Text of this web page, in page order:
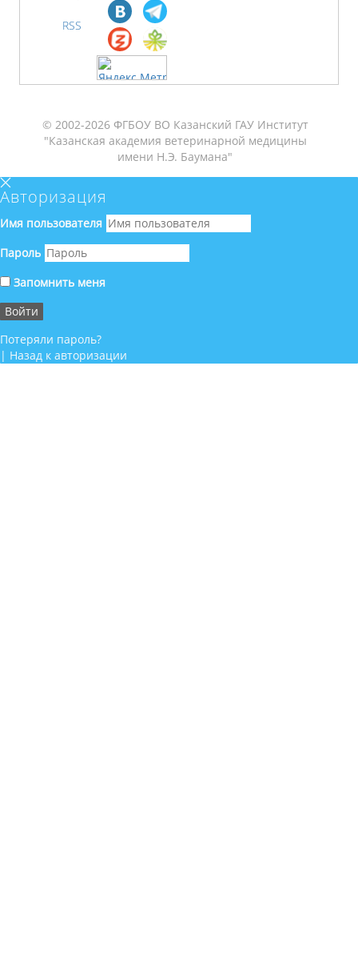
RSS
© 2002-2026 ФГБОУ ВО Казанский ГАУ Институт
"Казанская академия ветеринарной медицины
имени Н.Э. Баумана"
Авторизация
Имя пользователя
Пароль
Запомнить меня
Потеряли пароль?
| Назад к авторизации